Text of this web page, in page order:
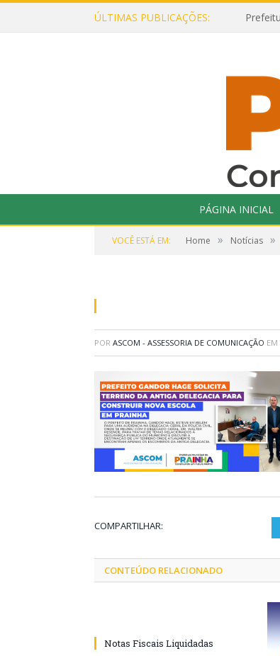
ÚLTIMAS PUBLICAÇÕES:
PÁGINA INICIAL
VOCÊ ESTÁ EM: Home » Notícias »
POR ASCOM - ASSESSORIA DE COMUNICAÇÃO EM
COMPARTILHAR:
CONTEÚDO RELACIONADO
Notas Fiscais Liquidadas